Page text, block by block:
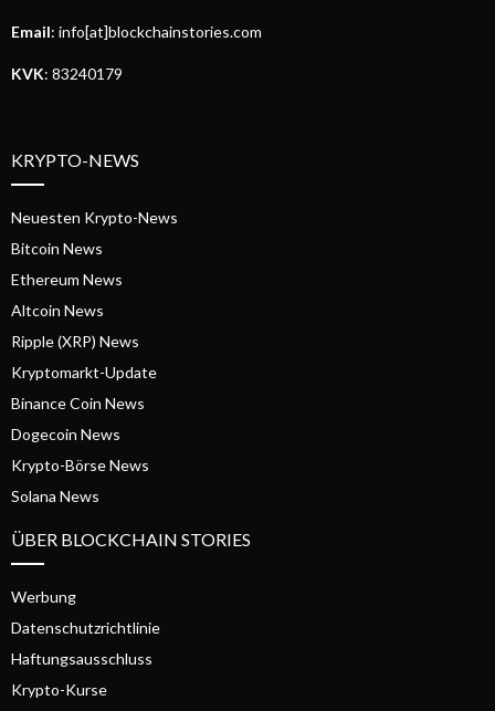
Email: info[at]blockchainstories.com
KVK: 83240179
KRYPTO-NEWS
Neuesten Krypto-News
Bitcoin News
Ethereum News
Altcoin News
Ripple (XRP) News
Kryptomarkt-Update
Binance Coin News
Dogecoin News
Krypto-Börse News
Solana News
ÜBER BLOCKCHAIN STORIES
Werbung
Datenschutzrichtlinie
Haftungsausschluss
Krypto-Kurse